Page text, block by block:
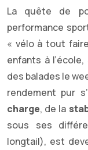
La quête de
performance
« vélo à tout
enfants à
des balades le
rendement pur
charge, de la
sous ses
longtail), est